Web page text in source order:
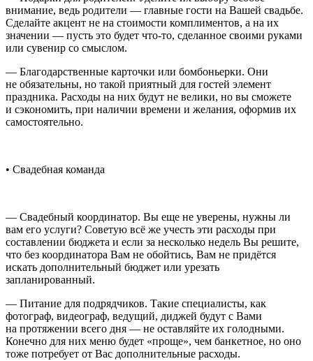
внимание, ведь родители — главные гости на Вашей свадьбе.
Сделайте акцент не на стоимости комплиментов, а на их
значении — пусть это будет что-то, сделанное своими руками
или сувенир со смыслом.
— Благодарственные карточки или бомбоньерки. Они
не обязательны, но такой приятный для гостей элемент
праздника. Расходы на них будут не велики, но вы сможете
и сэкономить, при наличии времени и желания, оформив их
самостоятельно.
• Свадебная команда
— Свадебный координатор. Вы еще не уверены, нужны ли
вам его услуги? Советую всё же учесть эти расходы при
составлении бюджета и если за несколько недель Вы решите,
что без координатора Вам не обойтись, Вам не придётся
искать дополнительный бюджет или урезать
запланированный.
— Питание для подрядчиков. Такие специалисты, как
фотограф, видеограф, ведущий, диджей будут с Вами
на протяжении всего дня — не оставляйте их голодными.
Конечно для них меню будет «проще», чем банкетное, но оно
тоже потребует от Вас дополнительные расходы.